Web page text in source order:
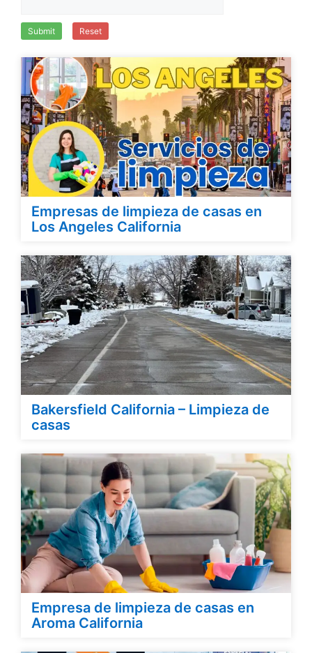
Submit Reset
Empresas de limpieza de casas en
Los Angeles California
Bakersfield California – Limpieza de
casas
Empresa de limpieza de casas en
Aroma California